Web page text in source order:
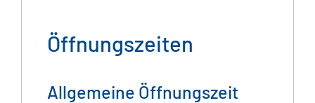
Öffnungszeiten
Allgemeine Öffnungszeit